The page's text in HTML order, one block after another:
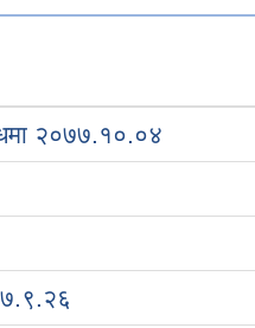
२०७७.१०.०४